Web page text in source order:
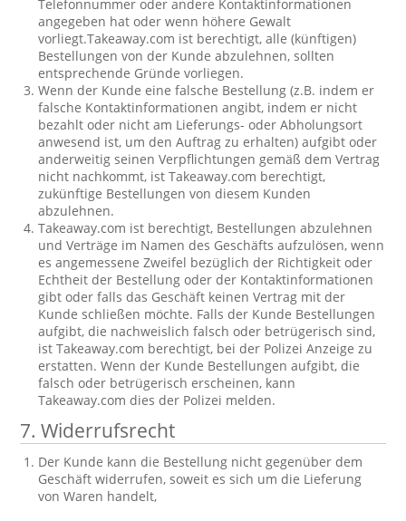
Telefonnummer oder andere Kontaktinformationen
angegeben hat oder wenn höhere Gewalt
vorliegt.Takeaway.com ist berechtigt, alle (künftigen)
Bestellungen von der Kunde abzulehnen, sollten
entsprechende Gründe vorliegen.
Wenn der Kunde eine falsche Bestellung (z.B. indem er
falsche Kontaktinformationen angibt, indem er nicht
bezahlt oder nicht am Lieferungs- oder Abholungsort
anwesend ist, um den Auftrag zu erhalten) aufgibt oder
anderweitig seinen Verpflichtungen gemäß dem Vertrag
nicht nachkommt, ist Takeaway.com berechtigt,
zukünftige Bestellungen von diesem Kunden
abzulehnen.
Takeaway.com ist berechtigt, Bestellungen abzulehnen
und Verträge im Namen des Geschäfts aufzulösen, wenn
es angemessene Zweifel bezüglich der Richtigkeit oder
Echtheit der Bestellung oder der Kontaktinformationen
gibt oder falls das Geschäft keinen Vertrag mit der
Kunde schließen möchte. Falls der Kunde Bestellungen
aufgibt, die nachweislich falsch oder betrügerisch sind,
ist Takeaway.com berechtigt, bei der Polizei Anzeige zu
erstatten. Wenn der Kunde Bestellungen aufgibt, die
falsch oder betrügerisch erscheinen, kann
Takeaway.com dies der Polizei melden.
7. Widerrufsrecht
Der Kunde kann die Bestellung nicht gegenüber dem
Geschäft widerrufen, soweit es sich um die Lieferung
von Waren handelt,